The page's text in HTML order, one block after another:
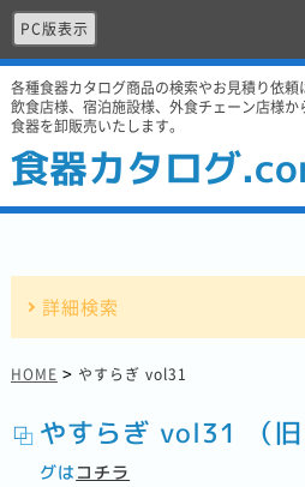
各種食器カタログ商品の検索やお見積り依頼
飲食店様、宿泊施設様、外食チェーン店様
食器を卸販売いたします。
食器カタログ
PC版表示
詳細検索
HOME > やすらぎ vol31
やすらぎ vol31 （
グは コチラ